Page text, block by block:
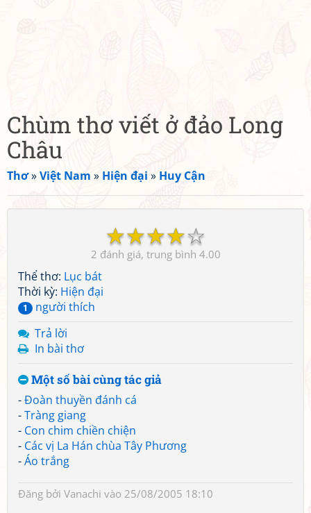
Chùm thơ viết ở đảo Long
Châu
Thơ»Việt Nam » Hiện đại » Huy Cận
☆
☆
☆
☆
☆
2 4.00
Thể thơ: Lục bát
Thời kỳ: Hiện đại
1
người thích
Trả lời
In bài thơ
Một số bài cùng tác giả
-Đoàn thuyền đánh cá
-Tràng giang
- Con chim chiền chiện
- Các vị La Hán chùa Tây Phương
-Áo trắng
Đăng bởi Vanachi vào 25/08/2005 18:10